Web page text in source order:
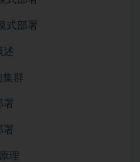
式部署
述
集群
署
署
理